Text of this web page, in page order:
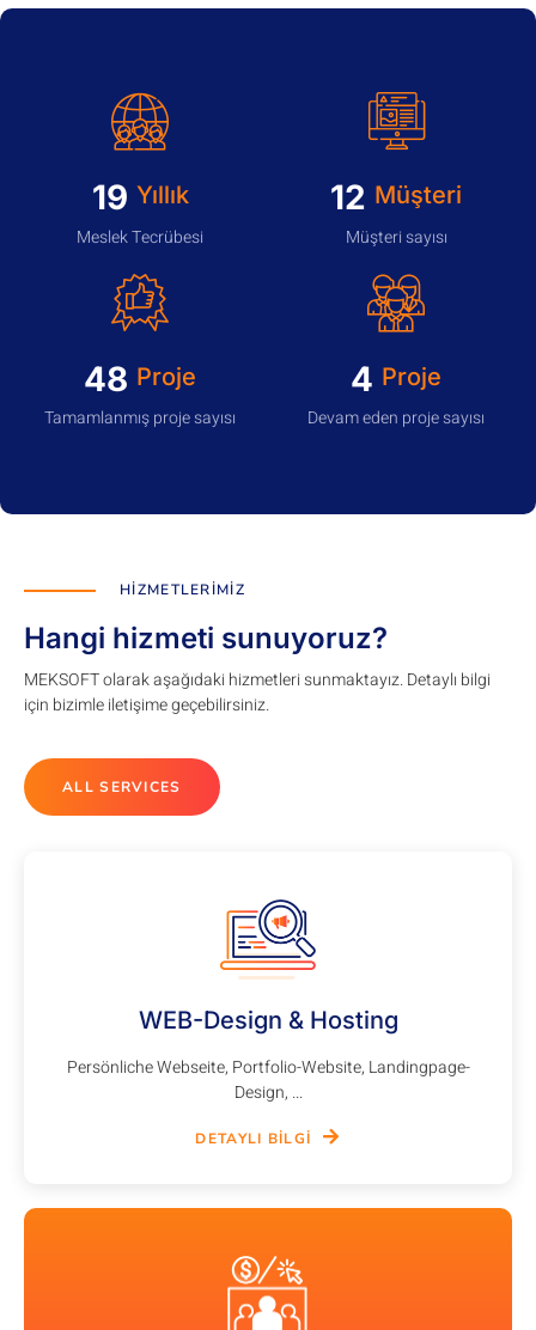
19 Yıllık
Meslek Tecrübesi
12 Müşteri
Müşteri sayısı
49 Proje
Tamamlanmış proje sayısı
4 Proje
Devam eden proje sayısı
HIZMETLERIMIZ
Hangi hizmeti sunuyoruz?
MEKSOFT olarak aşağıdaki hizmetleri sunmaktayız. Detaylı bilgi
için bizimle iletişime geçebilirsiniz.
ALL SERVICES
WEB-Design & Hosting
Persönliche Webseite, Portfolio-Website, Landingpage-
Design, ...
DETAYLI BILGI